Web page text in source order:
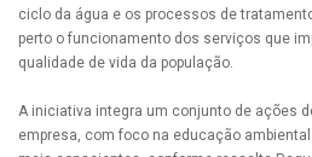
ciclo da água e os processos de
perto o funcionamento dos serviços que
qualidade de vida da população.
A iniciativa integra um conjunto de ações
empresa, com foco na educação